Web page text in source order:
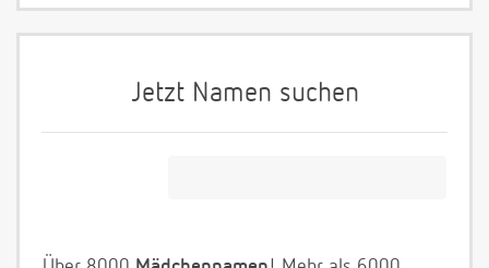
Jetzt Namen suchen